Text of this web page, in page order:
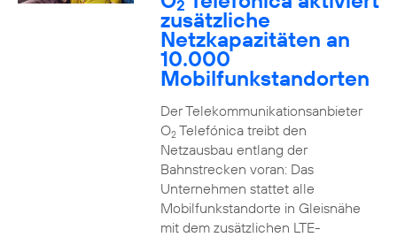
2
zusätzliche
Netzkapazitäten an
10.000
Mobilfunkstandorten
Der Telekommunikationsanbieter
O2Telefónica treibt den
Netzausbau entlang der
Bahnstrecken voran: Das
Unternehmen stattet alle
Mobilfunkstandorte in Gleisnähe
mit dem zusätzlichen LTE-